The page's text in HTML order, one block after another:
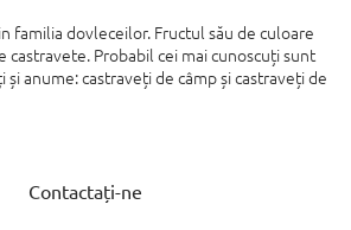
familia dovleceilor. Fructul său de culoare
castravete. Probabil cei mai cunoscuți sunt
anume: castraveți de câmp și castraveți de
Contactați-ne